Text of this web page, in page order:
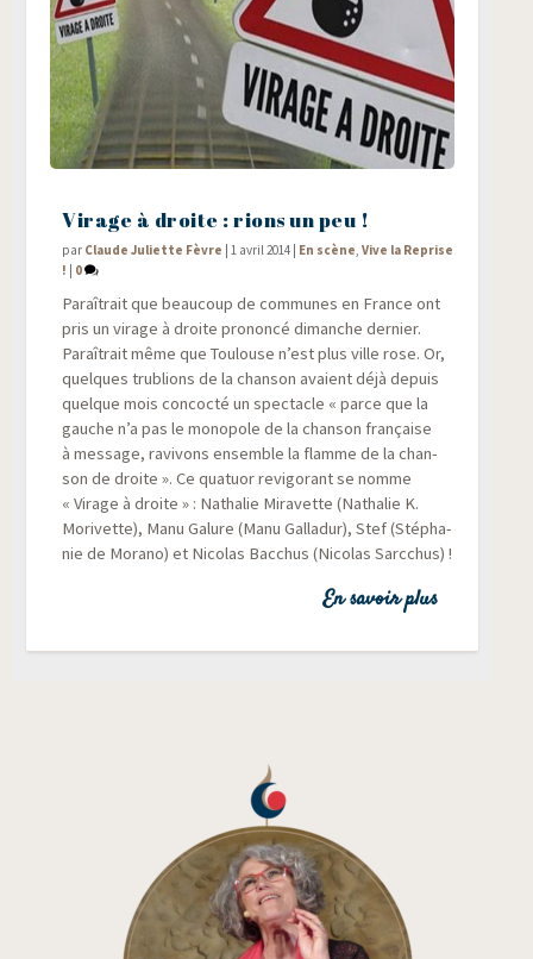
Virage à droite : rions un peu !
par Claude Juliette Fèvre | 1 avril 2014 | En scène ,Vive la Reprise
! | 0
Paraî­trait que beau­coup de com­munes en France ont
pris un virage à droite pro­non­cé dimanche der­nier.
Paraî­trait même que Tou­louse n’est plus ville rose. Or,
quelques tru­blions de la chan­son avaient déjà depuis
quelque mois concoc­té un spec­tacle « parce que la
gauche n’a pas le mono­pole de la chan­son fran­çaise
à mes­sage, ravi­vons ensemble la flamme de la chan­
son de droite ». Ce qua­tuor revi­go­rant se nomme
« Virage à droite » : Natha­lie Mira­vette (Natha­lie K.
Mori­vette), Manu Galure (Manu Gal­la­dur), Stef (Sté­pha­
nie de Mora­no) et Nico­las Bac­chus (Nico­las Sarcchus) !
En savoir plus